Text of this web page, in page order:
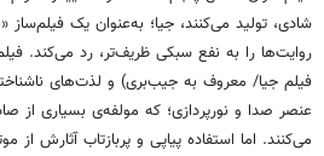
شادی، تولید می‌کنند، جیا؛ به‌عنوان یک
روایت‌ها را به نفع سبکی ظریف‌تر، رد می‌کند.
فیلم جیا/ معروف به جیب‌بری) و لذت‌های
عنصر صدا و نورپردازی؛ که مولفه‌ی بسیاری از
می‌کنند. اما استفاده پیاپی و پربازتاب آثارش از